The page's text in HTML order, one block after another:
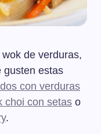
de verduras,
gusten estas
con verduras
choi con setas o
.